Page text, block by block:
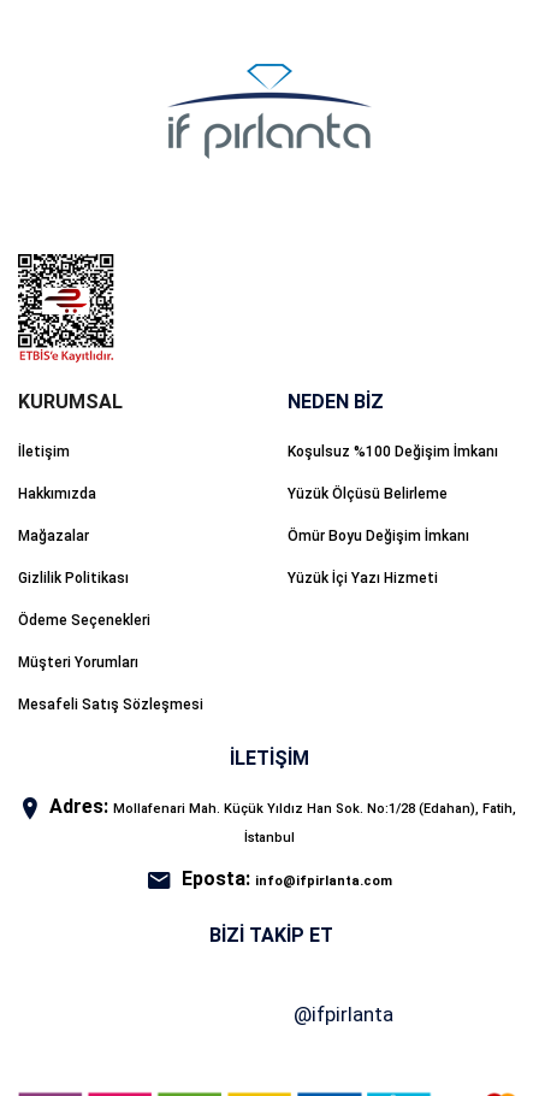
İletişim
Hakkımızda
Mağazalar
Gizlilik Politikası
Ödeme Seçenekleri
Müşteri Yorumları
Mesafeli Satış Sözleşmesi
NEDEN BİZ
Koşulsuz %100 Değişim İmkanı
Yüzük Ölçüsü Belirleme
Ömür Boyu Değişim İmkanı
Yüzük İçi Yazı Hizmeti
İLETİŞİM
Adres: Mollafenari Mah. Küçük Yıldız Han Sok. No:1/28 (Edahan), Fatih,
İstanbul
Eposta: info@ifpirlanta.com
BIZI TAKIP ET